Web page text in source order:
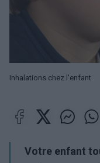
Inhalations chez l'enfant
Votre enfant